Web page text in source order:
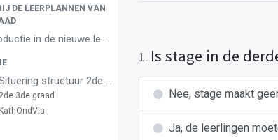
DE LEERPLANNEN VAN
de nieuwe leerplannen van de derde graad
structuur 2de en 3de graad
3de graad
1. Is stage in de
Nee, stage maakt
Ja, de leerlingen